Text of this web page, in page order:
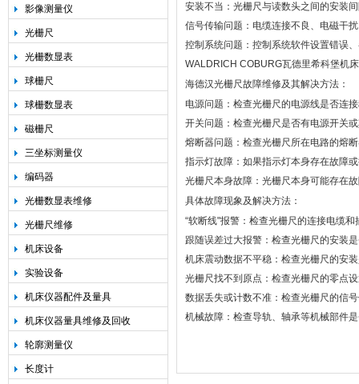
影像测量仪
光栅尺
光栅数显表
球栅尺
球栅数显表
磁栅尺
三坐标测量仪
编码器
光栅数显表维修
光栅尺维修
机床设备
实验设备
机床仪器配件及量具
机床仪器量具维修及回收
轮廓测量仪
长度计
安装不当 ：光栅尺与读数头之间的安装
信号传输问题 ：电缆连接不良、电磁干
控制系统问题 ：控制系统软件设置错误
WALDRICH COBURG瓦德里希科堡机
海德汉光栅尺故障维修及其解决方法 ‌：
电源问题 ：检查光栅尺的电源线是否连
开关问题 ：检查光栅尺是否有电源开关
熔断器问题 ：检查光栅尺所在电路的熔
指示灯故障 ：如果指示灯本身存在故障
光栅尺本身故障 ：光栅尺本身可能存在
具体故障现象及解决方法 ‌：
“软断线"报警 ：检查光栅尺的连接电缆
跟随误差过大报警 ：检查光栅尺的安装
机床震动数据不平稳 ：检查光栅尺的安
光栅尺找不到原点 ：检查光栅尺的零点
数据丢失或计数不准 ：检查光栅尺的信
机械故障 ：检查导轨、轴承等机械部件